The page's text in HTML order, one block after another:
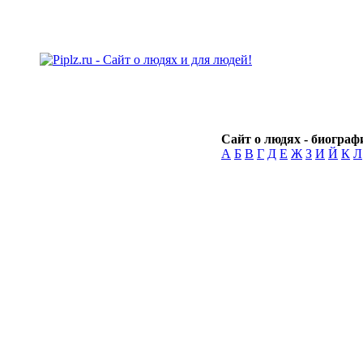
Сайт о людях -
А Б В Г Д Е Ж З И Й К Л